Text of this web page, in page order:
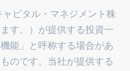
ピタル・マネジメント株
す。）が提供する投資一
能」と呼称する場合があ
のです。当社が提供する